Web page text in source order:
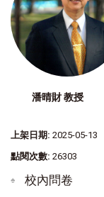
潘晴財 教授
上架日期: 2025-05-13
點閱次數: 26303
校內問卷